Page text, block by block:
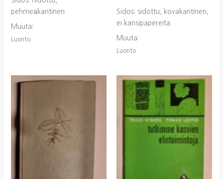
pehmeäkantinen
Muuta:
Luonto
Sidos: sidottu, kovakantinen,
ei kansipapereita
Muuta:
Luonto